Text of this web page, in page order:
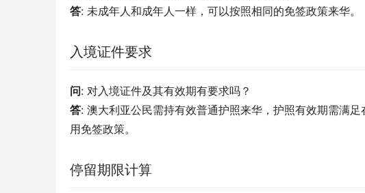
答: 未成年人和成年人一样，可以按照相同的免签政策来华。
入境证件要求
问: 对入境证件及其有效期有要求吗？
答: 澳大利亚公民需持有效普通护照来华，护照有效期需满
用免签政策。
停留期限计算